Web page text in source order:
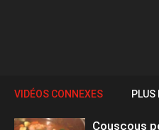
VIDÉOS CONNEXES PLUS
Couscous